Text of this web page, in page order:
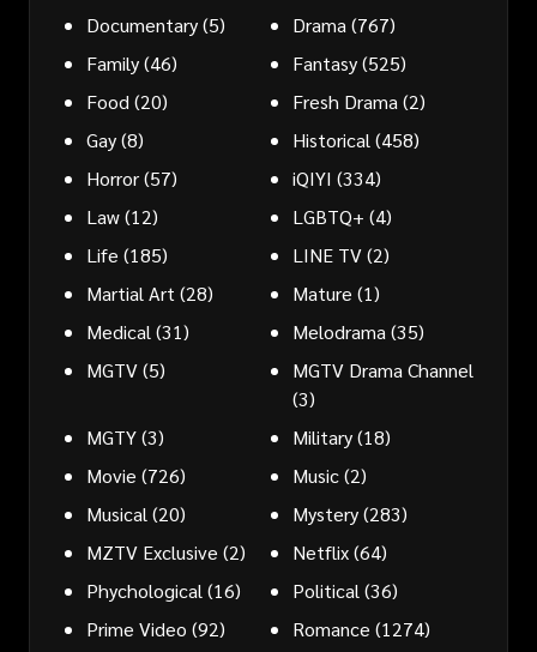
Documentary(5) Drama (767)
Family(46) Fantasy(525)
Food (20) Fresh Drama (2)
Gay(8) Historical (458)
Horror(57) iQIYI (334)
Law(12) LGBTQ+ (4)
Life (185) LINE TV(2)
Martial Art (28) Mature (1)
Medical (31) Melodrama (35)
MGTV(5)
MGTV Drama Channel
(3)
MGTY(3) Military(18)
Movie (726) Music(2)
Musical (20) Mystery(283)
MZTV Exclusive (2) Netflix(64)
Phychological (16) Political (36)
Prime Video (92) Romance (1274)